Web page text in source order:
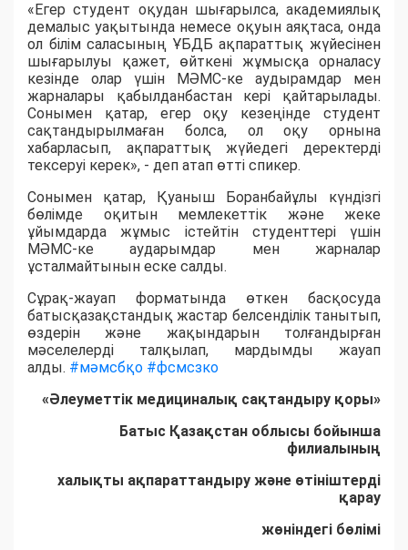
«Егер студент оқудан шығарылса, академиялық
демалыс уақытында немесе оқуын аяқтаса, онда
ол білім саласының ҰБДБ ақпараттық жүйесінен
шығарылуы қажет, өйткені жұмысқа орналасу
кезінде олар үшін МӘМС-ке аудырамдар мен
жарналары қабылданбастан кері қайтарылады.
Сонымен қатар, егер оқу кезеңінде студент
сақтандырылмаған болса, ол оқу орнына
хабарласып, ақпараттық жүйедегі деректерді
тексеруі керек», - деп атап өтті спикер.
Сонымен қатар, Қуаныш Боранбайұлы күндізгі
бөлімде оқитын мемлекеттік және жеке
ұйымдарда жұмыс істейтін студенттері үшін
МӘМС-ке аударымдар мен жарналар
ұсталмайтынын еске салды.
Сұрақ-жауап форматында өткен басқосуда
батысқазақстандық жастар белсенділік танытып,
өздерін және жақындарын толғандырған
мәселелерді талқылап, мардымды жауап
алды. #мәмсбқо #фсмсзко
«Әлеуметтік медициналық сақтандыру қоры»
Батыс Қазақстан облысы бойынша
филиалының
халықты ақпараттандыру және өтініштерді
қарау
жөніндегі бөлімі